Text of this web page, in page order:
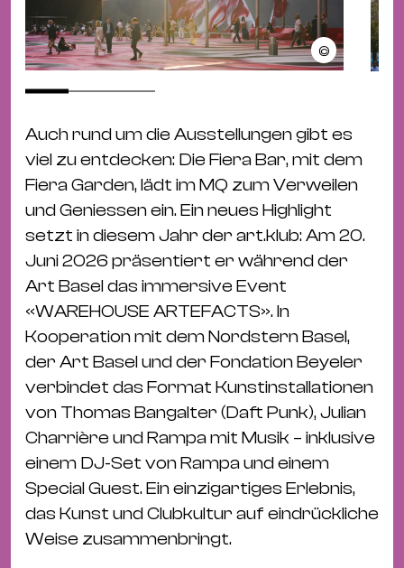
©
Auch rund um die Ausstellungen gibt es
viel zu entdecken: Die Fiera Bar, mit dem
Fiera Garden, lädt im MQ zum Verweilen
und Geniessen ein. Ein neues Highlight
setzt in diesem Jahr der art.klub: Am 20.
Juni 2026 präsentiert er während der
Art Basel das immersive Event
«WAREHOUSE ARTEFACTS». In
Kooperation mit dem Nordstern Basel,
der Art Basel und der Fondation Beyeler
verbindet das Format Kunstinstallationen
von Thomas Bangalter (Daft Punk), Julian
Charrière und Rampa mit Musik – inklusive
einem DJ-Set von Rampa und einem
Special Guest. Ein einzigartiges Erlebnis,
das Kunst und Clubkultur auf eindrückliche
Weise zusammenbringt.